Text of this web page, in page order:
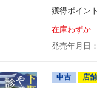
獲得ポイン
在庫わずか
発売年月日
中古 店